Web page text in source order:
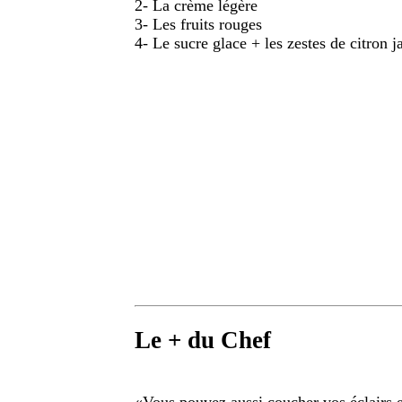
2- La crème légère
3- Les fruits rouges
4- Le sucre glace + les zestes de citron
Le + du Chef